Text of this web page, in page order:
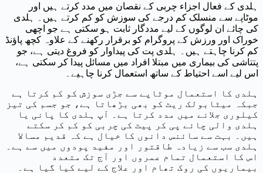
ہلدی کے فعال اجزاء چربی کے نقصان میں مدد کرتے ہیں اور
موٹاپے سے منسلک کم درجے کی سوزش کو کم کرتے ہیں۔ ہلدی
کی چائے ان لوگوں کے لیے مددگار ثابت ہو سکتی ہے جو اچھی
خوراک اور ورزش کے پروگرام کو برقرار رکھنے کے علاوہ کچھ پاؤنڈ
کم کرنا چاہتے ہیں۔ ہلدی پت کی پیداوار کو فروغ دیتی ہے، جو
پتتاشی کی بیماری میں مبتلا افراد میں مسائل پیدا کر سکتی ہے،
اس لیے اسے احتیاط کے ساتھ استعمال کرنا چاہیے۔
ہلدی کا استعمال موٹاپے سے جڑی سوزش کو کم کرتا ہے
جبکہ میٹابولک ریٹ کو بھی بڑھاتا ہے، جو جسم کی تیز
کیلوری جلانے میں مدد کرتا ہے۔ آپ ہلدی کا پانی یا
ہلدی والی چائے پی کر پیٹ کی چربی کو کم کر سکتے
ہیں۔ بہت سے سائنس دانوں کا خیال ہے کہ قدیم مسالا
ہلدی سب سے زیادہ طاقتور اور مفید پودوں میں سے ہے۔
اس کا استعمال تمام عمروں اور آج تک متعدد
بیماریوں کی روک تھام اور علاج کے لیے کیا گیا ہے۔